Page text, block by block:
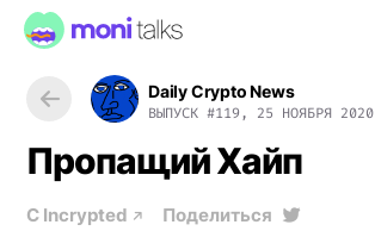
Daily Crypto News
ВЫПУСК #119, 25 НОЯБРЯ 2020
Пропащий Хайп
С Incrypted Поделиться